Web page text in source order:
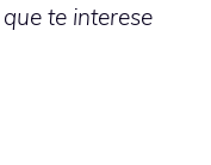
te interese